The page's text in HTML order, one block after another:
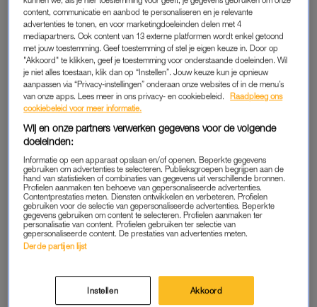
arm om zich heen of kus op het voorhoofd om de algehele
malaise te verzachten.
Naast dat het ongezellig is, kan het gevoel van te lang alleen
zijn ook voor gezondheidsproblemen zorgen. Zo legt Gerine
Lodder, onderzoeker naar eenzaamheid aan de Tilburg
Universiteit, aanNRCuit dat eenzaamheid kan leiden tot
depressies, sociale angst en zelfs een verhoogde kans op
hart- en vaatziekten.
‘CORONAPROOF’ DATEN
Om fysiek, maar vooral mentaal gezond te blijven, is het
daarom belangrijk om in contact te blijven met de mensen om
je heen, zo ondervindt ook de dertigjarige Marieke. “Onder
lijkt wel alsof het einde der tijden nabij is en we massaal
opzoek moeten gaan naar een ‘quarantaine & chill’- maatje.”
content, communicatie en aanbod te personaliseren en je relevante
advertenties te tonen, en voor marketingdoeleinden delen met 4
mediapartners. Ook content van 13 externe platformen wordt enkel getoond
met jouw toestemming. Geef toestemming of stel je eigen keuze in. Door op
"Akkoord" te klikken, geef je toestemming voor onderstaande doeleinden. Wil
je niet alles toestaan, klik dan op “Instellen”. Jouw keuze kun je opnieuw
aanpassen via “Privacy-instellingen” onderaan onze websites of in de menu’s
van onze apps. Lees meer in ons privacy- en cookiebeleid.
Raadpleeg ons
cookiebeleid voor meer informatie.
Wij en onze partners verwerken gegevens voor de volgende
doeleinden:
Informatie op een apparaat opslaan en/of openen. Beperkte gegevens
gebruiken om advertenties te selecteren. Publieksgroepen begrijpen aan de
hand van statistieken of combinaties van gegevens uit verschillende bronnen.
Profielen aanmaken ten behoeve van gepersonaliseerde advertenties.
Contentprestaties meten. Diensten ontwikkelen en verbeteren. Profielen
gebruiken voor de selectie van gepersonaliseerde advertenties. Beperkte
gegevens gebruiken om content te selecteren. Profielen aanmaken ter
personalisatie van content. Profielen gebruiken ter selectie van
gepersonaliseerde content. De prestaties van advertenties meten.
Derde partijen lijst
Instellen Akkoord